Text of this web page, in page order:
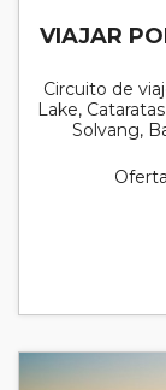
VIAJAR
Circuito de
Lake,
Solvang,